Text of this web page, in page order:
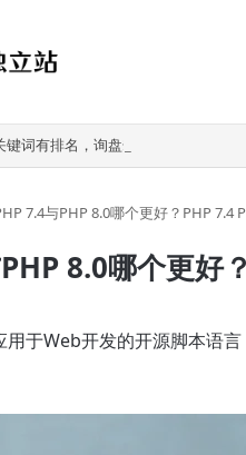
键词有排名，询盘却越来越少：AI 时
7.4与PHP 8.0哪个更好？PHP 7.4
8.0哪个更好
用于Web开发的开源脚本语